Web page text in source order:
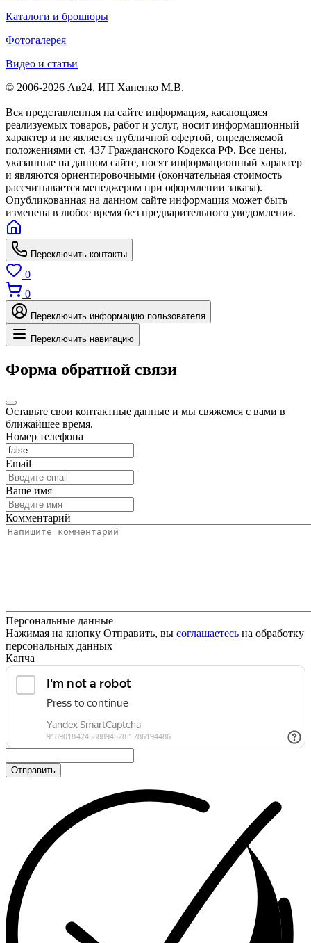
Каталоги и брошюры
Фотогалерея
Видео и статьи
© 2006-2026 Ав24, ИП Ханенко М.В.
Вся представленная на сайте информация, касающаяся
реализуемых товаров, работ и услуг, носит информационный
характер и не является публичной офертой, определяемой
положениями ст. 437 Гражданского Кодекса РФ. Все цены,
указанные на данном сайте, носят информационный характер
и являются ориентировочными (окончательная стоимость
рассчитывается менеджером при оформлении заказа).
Опубликованная на данном сайте информация может быть
изменена в любое время без предварительного уведомления.
Переключить контакты
0
0
Переключить информацию пользователя
Переключить навигацию
Форма обратной связи
Оставьте свои контактные данные и мы свяжемся с вами в
ближайшее время.
Номер телефона
Email
Ваше имя
Комментарий
Персональные данные
Нажимая на кнопку Отправить, вы соглашаетесь на обработку
персональных данных
Капча
Отправить